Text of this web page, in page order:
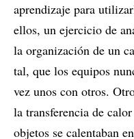
aprendizaje para
ellos, un ejercicio de
la organización de un
tal, que los equipos
vez unos con otros.
la transferencia de
objetos se calentaban